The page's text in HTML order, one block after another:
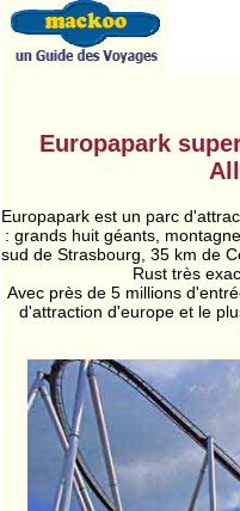
Europapark
Europapark est un parc
: grands huit géants,
sud de Strasbourg, 35 km de
Rust très
Avec près de 5 millions
d'attraction d'europe et le